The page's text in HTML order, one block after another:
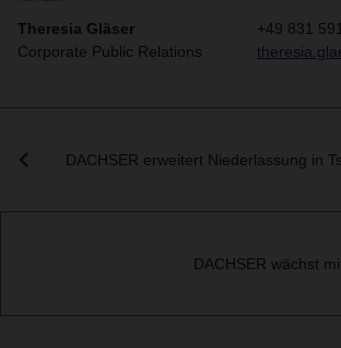
Theresia Gläser
Corporate Public Relations
+49 831
DACHSER erweitert Niederlassung in
DACHSER wächst